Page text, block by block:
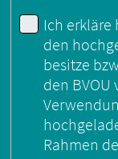
Ich erkläre
den
besitze
den
Rahmen der